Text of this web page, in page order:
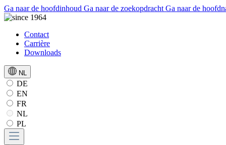
Ga naar de hoofdinhoud Ga naar de zoekopdracht Ga naar de
Contact
Carrière
Downloads
NL
DE
EN
FR
NL
PL